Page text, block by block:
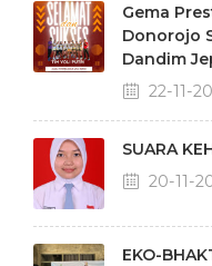
Gema
Donorojo
Dandim
22-11-
SUARA
20-11-
EKO-